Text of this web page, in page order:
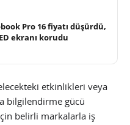
Pro 16 fiyatı düşürdü,
ekranı korudu
etkinlikleri veya
bilgilendirme gücü
belirli markalarla iş